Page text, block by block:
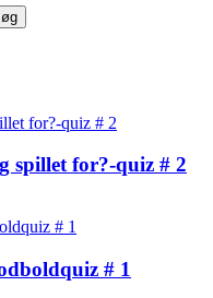
spillet for?-quiz # 2
# 1